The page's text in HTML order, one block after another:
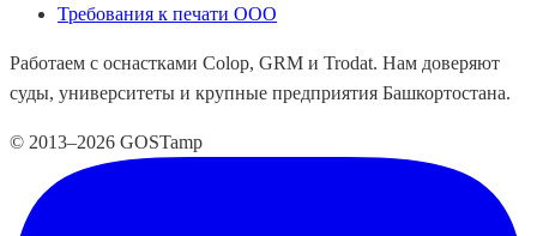
Требования к печати ООО
Работаем с оснастками Colop, GRM и Trodat. Нам доверяют
суды, университеты и крупные предприятия Башкортостана.
© 2013–2026 GOSTamp